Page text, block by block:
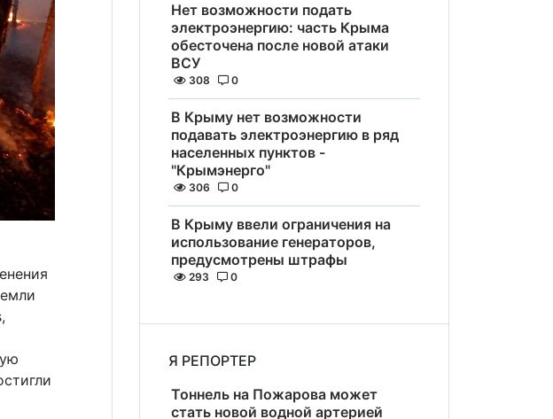
Нет возможности подать
электроэнергию: часть Крыма
обесточена после новой атаки
ВСУ
308 0
В Крыму нет возможности
подавать электроэнергию в ряд
населенных пунктов -
"Крымэнерго"
306 0
В Крыму ввели ограничения на
использование генераторов,
предусмотрены штрафы
293 0
Я РЕПОРТЕР
Тоннель на Пожарова может
стать новой водной артерией